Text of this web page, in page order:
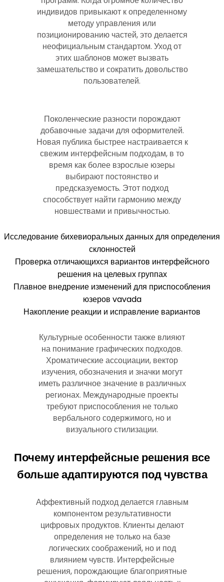
индивидов привыкают к определенному
методу управления или
позиционированию частей, это делается
неофициальным стандартом. Уход от
этих шаблонов может вызвать
замешательство и сократить довольство
пользователей.
Поколенческие разности порождают
добавочные задачи для оформителей.
Новая публика быстрее настраивается к
свежим интерфейсным подходам, в то
время как более взрослые юзеры
выбирают постоянство и
предсказуемость. Этот подход
способствует найти гармонию между
новшествами и привычностью.
Исследование бихевиоральных данных для определения
склонностей
Проверка отличающихся вариантов интерфейсного
решения на целевых группах
Плавное внедрение изменений для приспособления
юзеров vavada
Накопление реакции и исправление вариантов
Культурные особенности также влияют
на понимание графических подходов.
Хроматические ассоциации, вектор
изучения, обозначения и значки могут
иметь различное значение в различных
регионах. Международные проекты
требуют приспособления не только
вербального содержимого, но и
визуального стилизации.
Почему интерфейсные решения все
больше адаптируются под чувства
Аффективный подход делается главным
компонентом результативности
цифровых продуктов. Клиенты делают
определения не только на базе
логических соображений, но и под
влиянием чувств. Интерфейсные
решения, порождающие благоприятные